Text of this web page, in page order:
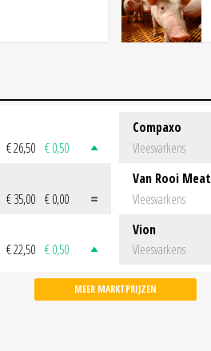
€ 26,50 € 0,50
€ 35,00 € 0,00
€ 22,50 € 0,50
Compaxo
Vleesvarkens
Van Rooi Meat
Vleesvarkens
Vion
Vleesvarkens
MEER MARKTPRIJZEN